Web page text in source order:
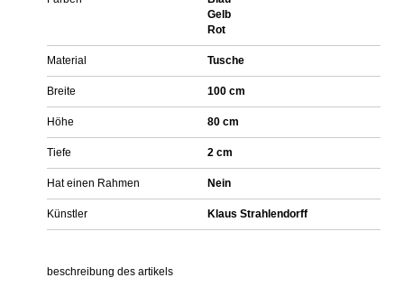
Gelb
Rot
Material Tusche
Breite 100 cm
Höhe 80 cm
Tiefe 2 cm
Hat einen Rahmen Nein
Künstler Klaus Strahlendorff
beschreibung des artikels